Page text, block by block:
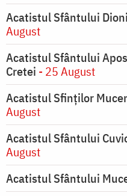
Acatistul Sfântului
August
Acatistul Sfântului
Cretei - 25 August
Acatistul Sfinților
August
Acatistul Sfântului
August
Acatistul Sfântului